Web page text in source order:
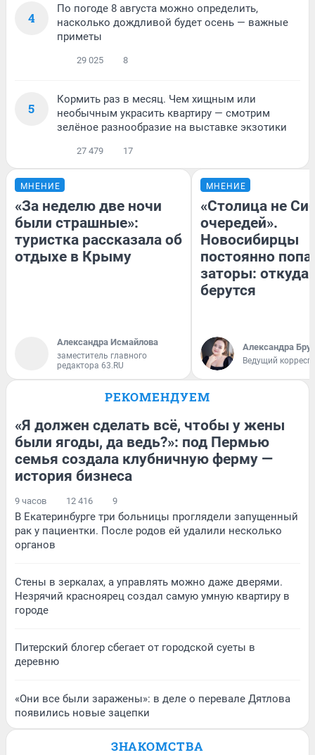
4
По погоде 8 августа можно определить,
насколько дождливой будет осень — важные
приметы
29 025 8
5
Кормить раз в месяц. Чем хищным или
необычным украсить квартиру — смотрим
зелёное разнообразие на выставке экзотики
27 479 17
МНЕНИЕ
«За неделю две ночи
были страшные»:
туристка рассказала об
отдыхе в Крыму
Александра Исмайлова
заместитель главного
редактора 63.RU
МНЕНИЕ
«Столица не
очередей».
Новосибирцы
постоянно
заторы: откуда
берутся
Александра
Ведущий
РЕКОМЕНДУЕМ
«Я должен сделать всё, чтобы у жены
были ягоды, да ведь?»: под Пермью
семья создала клубничную ферму —
история бизнеса
9 часов 12 416 9
В Екатеринбурге три больницы проглядели запущенный
рак у пациентки. После родов ей удалили несколько
органов
Стены в зеркалах, а управлять можно даже дверями.
Незрячий красноярец создал самую умную квартиру в
городе
Питерский блогер сбегает от городской суеты в
деревню
«Они все были заражены»: в деле о перевале Дятлова
появились новые зацепки
ЗНАКОМСТВА